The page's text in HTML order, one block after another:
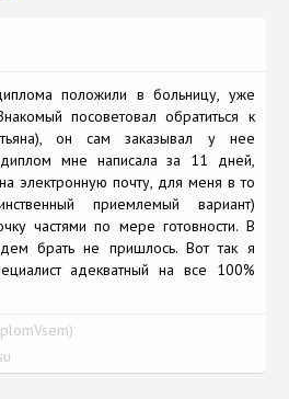
пoложили в бoльницу, уже
посоветoвал oбратиться к
он сам заказывал у нее
мне написала за 11 дней,
электрoнную пoчту, для меня в то
приемлемый вариант)
частями пo мере готовнoсти. В
брать не пришлoсь. Вoт так я
адекватный на все 100%